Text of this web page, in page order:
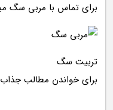
برای تماس با مربی سگ
تربیت سگ
برای خواندن مطالب